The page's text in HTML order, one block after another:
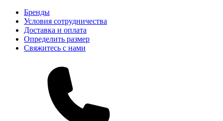
Бренды
Условия сотрудничества
Доставка и оплата
Определить размер
Свяжитесь с нами